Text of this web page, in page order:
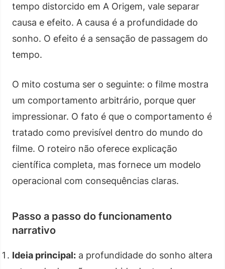
tempo distorcido em A Origem, vale separar
causa e efeito. A causa é a profundidade do
sonho. O efeito é a sensação de passagem do
tempo.
O mito costuma ser o seguinte: o filme mostra
um comportamento arbitrário, porque quer
impressionar. O fato é que o comportamento é
tratado como previsível dentro do mundo do
filme. O roteiro não oferece explicação
científica completa, mas fornece um modelo
operacional com consequências claras.
Passo a passo do funcionamento
narrativo
Ideia principal: a profundidade do sonho altera